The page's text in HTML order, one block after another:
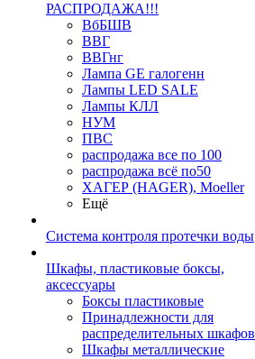
РАСПРОДАЖА!!!
ВбБШВ
ВВГ
ВВГнг
Лампа GE галогенн
Лампы LED SALE
Лампы КЛЛ
НУМ
ПВС
распродажа все по 100
распродажа всё по50
ХАГЕР (HAGER), Moeller
Ещё
Система контроля протечки воды
Шкафы, пластиковые боксы,
аксессуары
Боксы пластиковые
Принадлежности для
распределительных шкафов
Шкафы металлические